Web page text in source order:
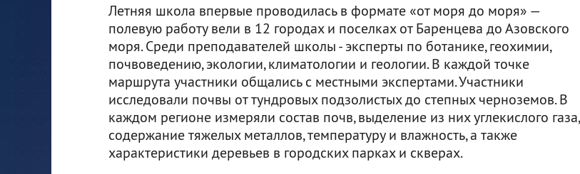
Летняя школа впервые проводилась в формате «от моря до моря» —
полевую работу вели в 12 городах и поселках от Баренцева до Азовского
моря. Среди преподавателей школы - эксперты по ботанике, геохимии,
почвоведению, экологии, климатологии и геологии. В каждой точке
маршрута участники общались с местными экспертами. Участники
исследовали почвы от тундровых подзолистых до степных черноземов. В
каждом регионе измеряли состав почв, выделение из них углекислого газа,
содержание тяжелых металлов, температуру и влажность, а также
характеристики деревьев в городских парках и скверах.